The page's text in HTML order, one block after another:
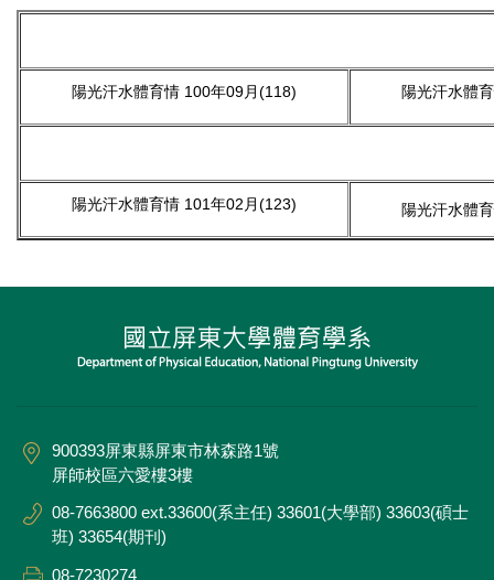
陽光汗水體育情 100年09月(118) 陽光汗水體
陽光汗水體育情 101年02月(123) 陽光汗水體
900393屏東縣屏東市林森路1號
屏師校區六愛樓3樓
08-7663800 ext.33600(系主任) 33601(大學部) 33603(碩士
班) 33654(期刊)
08-7230274